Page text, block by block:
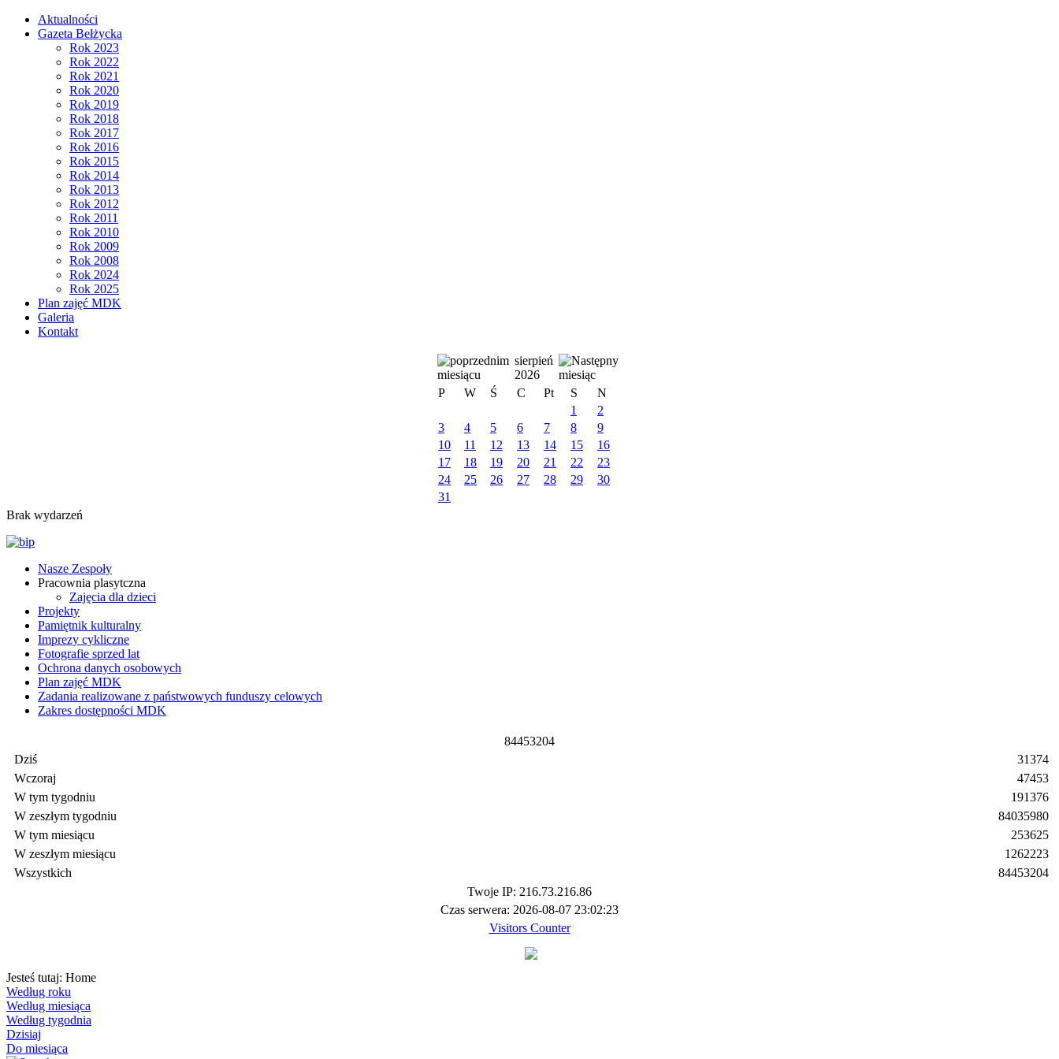
Aktualności
Gazeta Bełżycka
Rok 2023
Rok 2022
Rok 2021
Rok 2020
Rok 2019
Rok 2018
Rok 2017
Rok 2016
Rok 2015
Rok 2014
Rok 2013
Rok 2012
Rok 2011
Rok 2010
Rok 2009
Rok 2008
Rok 2024
Rok 2025
Plan zajęć MDK
Galeria
Kontakt
sierpień
2026
P
W Ś C Pt S
N
1
2
3
4 5 6 7 8
9
10
11 12 13 14 15
16
17
18 19 20 21 22
23
24
25 26 27 28 29
30
31
Brak wydarzeń
Nasze Zespoły
Pracownia plasytczna
Zajęcia dla dzieci
Projekty
Pamiętnik kulturalny
Imprezy cykliczne
Fotografie sprzed lat
Ochrona danych osobowych
Plan zajęć MDK
Zadania realizowane z państwowych funduszy celowych
Zakres dostępności MDK
84453204
Dziś
Wczoraj
W tym tygodniu
W zeszłym tygodniu
W tym miesiącu
W zeszłym miesiącu
Wszystkich
31374
47453
191376
84035980
253625
1262223
84453204
Twoje IP: 216.73.216.86
Czas serwera: 2026-08-07 23:02:23
Visitors Counter
Jesteś tutaj: Home
Według roku
Według miesiąca
Według tygodnia
Dzisiaj
Do miesiąca